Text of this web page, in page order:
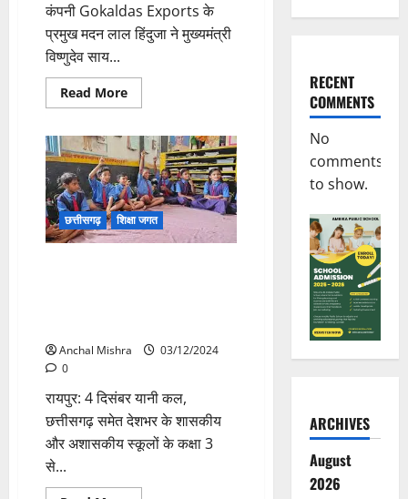
कंपनी Gokaldas Exports के
प्रमुख मदन लाल हिंदुजा ने मुख्यमंत्री
विष्णुदेव साय...
Read MoreRead
more
Exports
का
छत्तीसगढ़
में
निवेश
प्रस्ताव,
टेक्सटाइल
उद्योग
को
छत्तीसगढ़ शिक्षा जगत
Anchal Mishra
03/12/2024
0
रायपुर: 4 दिसंबर यानी कल,
छत्तीसगढ़ समेत देशभर के शासकीय
और अशासकीय स्कूलों के कक्षा 3
से...
RECENT
COMMENTS
No
comments
to show.
ARCHIVES
August
2026